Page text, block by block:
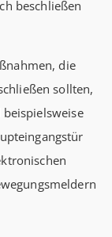
beschließen
die
sollten,